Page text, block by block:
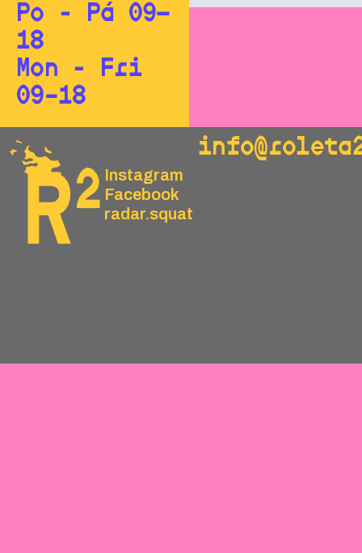
Po - Pá 09—
18
Mon - Fri
09–18
Instagram
Facebook
radar.squat